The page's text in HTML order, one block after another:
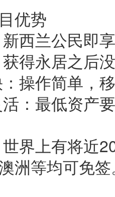
优势
西兰公民即
得永居之后
操作简单，
：最低资产
界上有将近
洲等均可免